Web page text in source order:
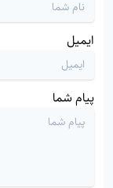
ایمیل
پیام شما